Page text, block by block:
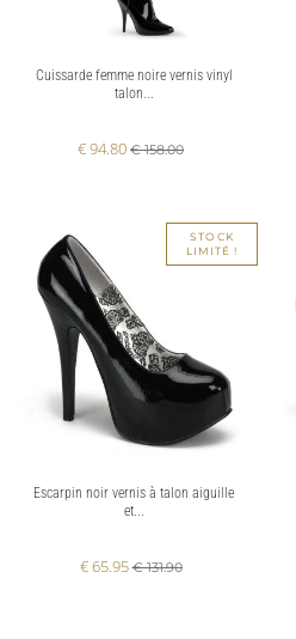
Cuissarde femme noire vernis vinyl
talon...
€ 94.80 € 158.00
STOCK
LIMITÉ !
Escarpin noir vernis à talon aiguille
et...
€ 65.95 € 131.90